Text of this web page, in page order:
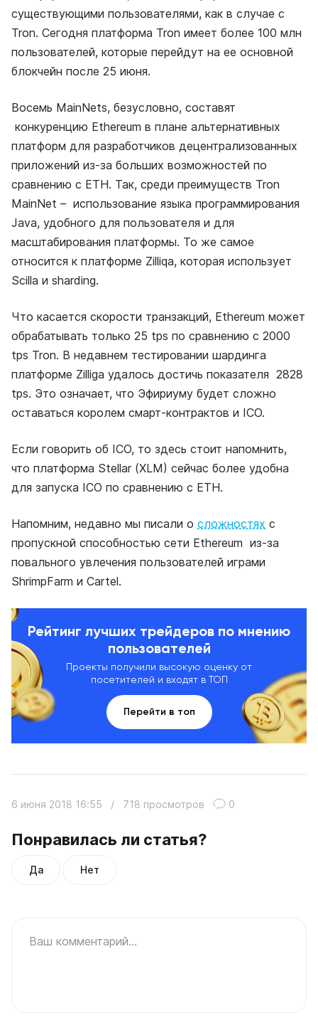
существующими пользователями, как в случае с
Tron. Сегодня платформа Tron имеет более 100 млн
пользователей, которые перейдут на ее основной
блокчейн после 25 июня.
Восемь MainNets, безусловно, составят
конкуренцию Ethereum в плане альтернативных
платформ для разработчиков децентрализованных
приложений из-за больших возможностей по
сравнению с ETH. Так, среди преимуществ Tron
MainNet – использование языка программирования
Java, удобного для пользователя и для
масштабирования платформы. То же самое
относится к платформе Zilliqa, которая использует
Scilla и sharding.
Что касается скорости транзакций, Ethereum может
обрабатывать только 25 tps по сравнению с 2000
tps Tron. В недавнем тестировании шардинга
платформе Zilliga удалось достичь показателя 2828
tps. Это означает, что Эфириуму будет сложно
оставаться королем смарт-контрактов и ICO.
Если говорить об ICO, то здесь стоит напомнить,
что платформа Stellar (XLM) сейчас более удобна
для запуска ICO по сравнению с ETH.
Напомним, недавно мы писали о сложностях с
пропускной способностью сети Ethereum из-за
повального увлечения пользователей играми
ShrimpFarm и Cartel.
Рейтинг лучших трейдеров по мнению
пользователей
Проекты получили высокую оценку от
посетителей и входят в ТОП
Перейти в топ
Понравилась ли статья?
Да Нет
6 июня 2018 16:55 / 718 просмотров 0
Ваш комментарий...